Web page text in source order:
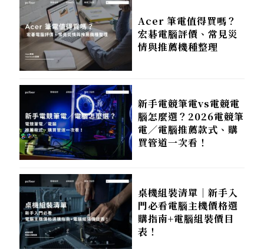
Acer 筆電值得買嗎？
宏碁電腦評價、常見災
情與推薦機種整理
新手電競筆電vs電競電
腦怎麼選？2026電競筆
電／電腦推薦款式、購
買管道一次看！
桌機組裝清單｜新手入
門必看電腦主機價格選
購指南+電腦組裝價目
表！